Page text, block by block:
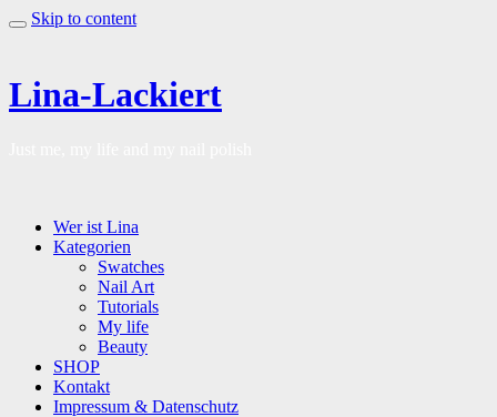
Skip to content
Lina-Lackiert
Wer ist Lina
Kategorien
Swatches
Nail Art
Tutorials
My life
Beauty
SHOP
Kontakt
Impressum & Datenschutz